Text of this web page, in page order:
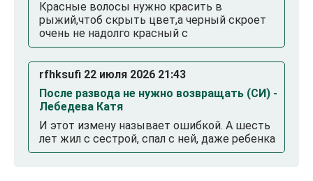
Красные волосы нужно красить в
рыжий,чтоб скрыть цвет,а черный скроет
очень не надолго красный с
rfhksufi 22 июля 2026 21:43
После развода не нужно возвращать (СИ) -
Лебедева Катя
И этот измену называет ошибкой. А шесть
лет жил с сестрой, спал с ней, даже ребенка